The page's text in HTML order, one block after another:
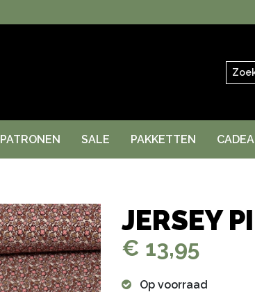
PATRONEN SALE PAKKETTEN
JERSEY
€ 13,95
Op voorraad